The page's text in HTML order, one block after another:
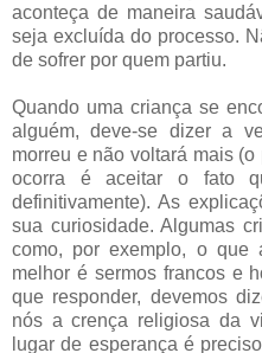
aconteça de maneira
seja excluída do processo.
de sofrer por quem partiu.
Quando uma criança se
alguém, deve-se dizer a
morreu e não voltará mais
ocorra é aceitar o fato
definitivamente). As
sua curiosidade. Algumas
como, por exemplo, o que
melhor é sermos francos e
que responder, devemos
nós a crença religiosa da
lugar de esperança é